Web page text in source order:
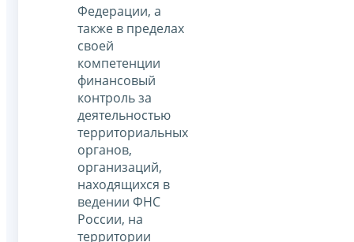
Федерации, а
также в пределах
своей
компетенции
финансовый
контроль за
деятельностью
территориальных
органов,
организаций,
находящихся в
ведении ФНС
России, на
территории